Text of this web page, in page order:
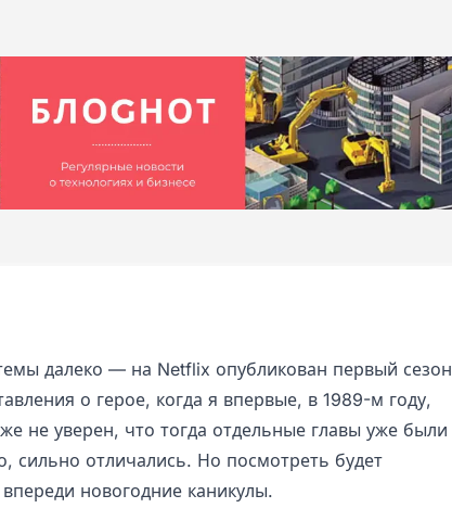
далеко — на Netflix опубликован первый сезон
о герое, когда я впервые, в 1989-м году,
не уверен, что тогда отдельные главы уже были
сильно отличались. Но посмотреть будет
новогодние каникулы.